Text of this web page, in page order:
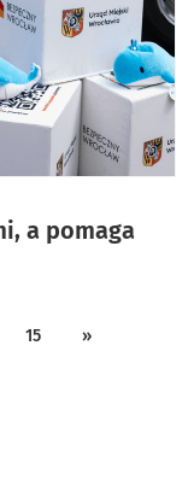
a pomaga
15 »